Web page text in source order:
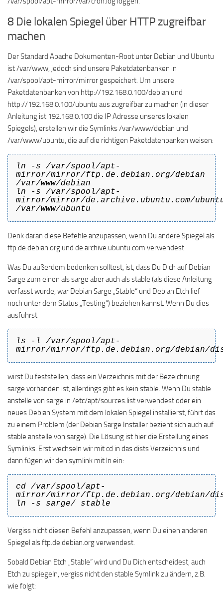
8 Die lokalen Spiegel über HTTP zugreifbar
machen
Der Standard Apache Dokumenten-Root unter Debian und Ubuntu
ist /var/www, jedoch sind unsere Paketdatenbanken in
/var/spool/apt-mirror/mirror gespeichert. Um unsere
Paketdatenbanken von http://192.168.0.100/debian und
http://192.168.0.100/ubuntu aus zugreifbar zu machen (in dieser
Anleitung ist 192.168.0.100 die IP Adresse unseres lokalen
Spiegels), erstellen wir die Symlinks /var/www/debian und
/var/www/ubuntu, die auf die richtigen Paketdatenbanken weisen:
ln -s /var/spool/apt-
mirror/mirror/ftp.de.debian.org/debian
/var/www/debian
ln -s /var/spool/apt-
mirror/mirror/de.archive.ubuntu.com/
/var/www/ubuntu
Denk daran diese Befehle anzupassen, wenn Du andere Spiegel als
ftp.de.debian.org und de.archive.ubuntu.com verwendest.
Was Du außerdem bedenken solltest, ist, dass Du Dich auf Debian
Sarge zum einen als sarge aber auch als stable (als diese Anleitung
verfasst wurde, war Debian Sarge „Stable“ und Debian Etch lief
noch unter dem Status „Testing“) beziehen kannst. Wenn Du dies
ausführst
ls -l /var/spool/apt-
mirror/mirror/ftp.de.debian.org/debian/
wirst Du feststellen, dass ein Verzeichnis mit der Bezeichnung
sarge vorhanden ist, allerdings gibt es kein stable. Wenn Du stable
anstelle von sarge in /etc/apt/sources.list verwendest oder ein
neues Debian System mit dem lokalen Spiegel installierst, führt das
zu einem Problem (der Debian Sarge Installer bezieht sich auch auf
stable anstelle von sarge). Die Lösung ist hier die Erstellung eines
Symlinks. Erst wechseln wir mit cd in das dists Verzeichnis und
dann fügen wir den symlink mit ln ein:
cd /var/spool/apt-
mirror/mirror/ftp.de.debian.org/debian/
ln -s sarge/ stable
Vergiss nicht diesen Befehl anzupassen, wenn Du einen anderen
Spiegel als ftp.de.debian.org verwendest.
Sobald Debian Etch „Stable“ wird und Du Dich entscheidest, auch
Etch zu spiegeln, vergiss nicht den stable Symlink zu ändern, z.B.
wie folgt: